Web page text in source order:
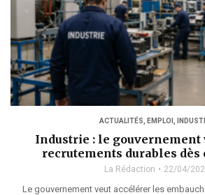
ACTUALITÉS EMPLOI
Industrie : le gouvernement
recrutements durables dès
La Rédaction 22/04/
Le gouvernement veut accélérer les